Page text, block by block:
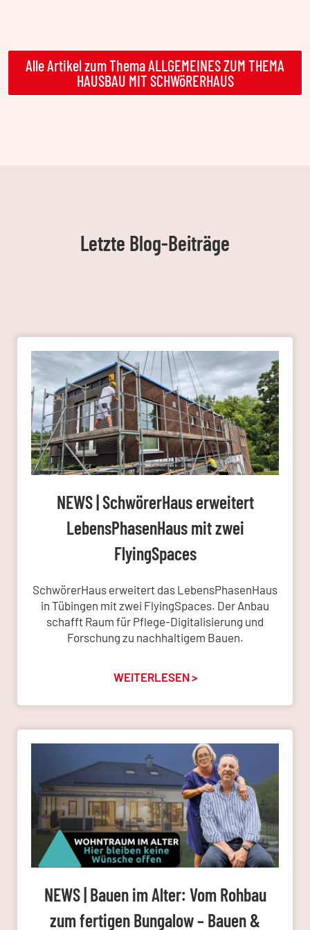
Alle Artikel zum Thema ALLGEMEINES ZUM THEMA
HAUSBAU MIT SCHWöRERHAUS
Letzte Blog-Beiträge
NEWS | SchwörerHaus erweitert
LebensPhasenHaus mit zwei
FlyingSpaces
SchwörerHaus erweitert das LebensPhasenHaus
in Tübingen mit zwei FlyingSpaces. Der Anbau
schafft Raum für Pflege-Digitalisierung und
Forschung zu nachhaltigem Bauen.
WEITERLESEN >
NEWS | Bauen im Alter: Vom Rohbau
zum fertigen Bungalow – Bauen &